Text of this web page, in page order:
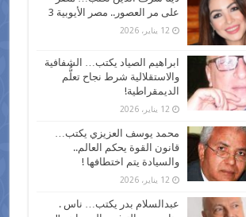
على مر العصور.. مصر الأيوبية 3
12 يناير، 2026
ابراهيم الصياد يكتب… الشفافية
والاستقلالية شرط نجاح تعلُّم
الديمقراطية!
12 يناير، 2026
محمد يوسف العزيزي يكتب…
قانون القوة يحكم العالم..
والسيادة يتم اختطافها !
12 يناير، 2026
عبدالسلام بدر يكتب… ناس .